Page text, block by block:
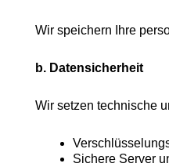
Wir speichern Ihre
b. Datensicherheit
Wir setzen technische
Sichere Server